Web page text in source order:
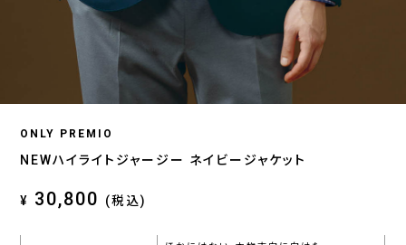
ONLY PREMIO
NEWハイライトジャージー ネイビージャケット
¥ 30,800 (税込)